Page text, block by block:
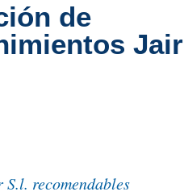
de
Jair
recomendables